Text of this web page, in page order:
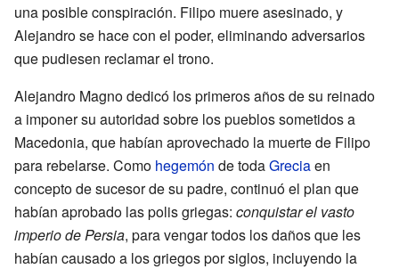
una posible conspiración. Filipo muere asesinado, y
Alejandro se hace con el poder, eliminando adversarios
que pudiesen reclamar el trono.
Alejandro Magno dedicó los primeros años de su reinado
a imponer su autoridad sobre los pueblos sometidos a
Macedonia, que habían aprovechado la muerte de Filipo
para rebelarse. Como hegemón de todaGreciaen
concepto de sucesor de su padre, continuó el plan que
habían aprobado las polis griegas: conquistar el vasto
imperio de Persia, para vengar todos los daños que les
habían causado a los griegos por siglos, incluyendo la